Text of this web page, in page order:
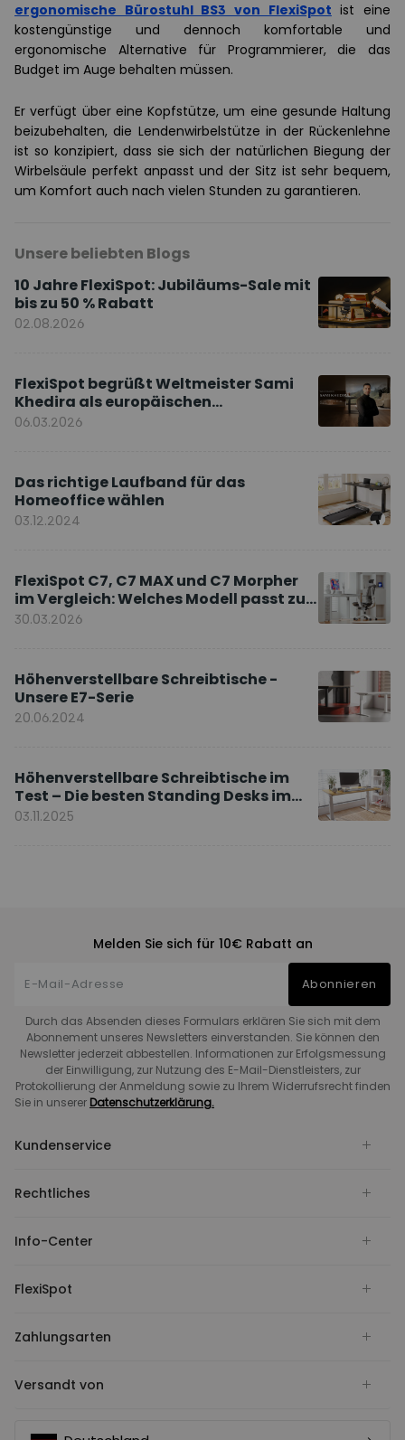
ergonomische Bürostuhl BS3 von FlexiSpot ist eine
kostengünstige und dennoch komfortable und
ergonomische Alternative für Programmierer, die das
Budget im Auge behalten müssen.
Er verfügt über eine Kopfstütze, um eine gesunde Haltung
beizubehalten, die Lendenwirbelstütze in der Rückenlehne
ist so konzipiert, dass sie sich der natürlichen Biegung der
Wirbelsäule perfekt anpasst und der Sitz ist sehr bequem,
um Komfort auch nach vielen Stunden zu garantieren.
Unsere beliebten Blogs
10 Jahre FlexiSpot: Jubiläums-Sale mit
bis zu 50 % Rabatt
02.08.2026
FlexiSpot begrüßt Weltmeister Sami
Khedira als europäischen
Markenbotschafter
06.03.2026
Das richtige Laufband für das
Homeoffice wählen
03.12.2024
FlexiSpot C7, C7 MAX und C7 Morpher
im Vergleich: Welches Modell passt zu
Ihnen?
30.03.2026
Höhenverstellbare Schreibtische -
Unsere E7-Serie
20.06.2024
Höhenverstellbare Schreibtische im
Test – Die besten Standing Desks im
Vergleich
03.11.2025
Melden Sie sich für 10€ Rabatt an
Abonnieren
Durch das Absenden dieses Formulars erklären Sie sich mit dem
Abonnement unseres Newsletters einverstanden. Sie können den
Newsletter jederzeit abbestellen. Informationen zur Erfolgsmessung
der Einwilligung, zur Nutzung des E-Mail-Dienstleisters, zur
Protokollierung der Anmeldung sowie zu Ihrem Widerrufsrecht finden
Sie in unserer Datenschutzerklärung.
Kundenservice
Rechtliches
Info-Center
FlexiSpot
Zahlungsarten
Versandt von